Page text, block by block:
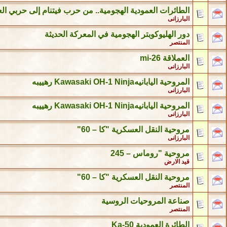
الطائرات العمودية الهجومية.. من حرب فيتنام إلى حربي
البارزانى
دور الهليوكوبتر الهجومية في المعركة الحديثة
المنتصر
العملاقة mi-26
البارزانى
المروحية اليابانيهKawasaki OH-1 Ninja رهييبه
البارزانى
المروحية اليابانيهKawasaki OH-1 Ninja رهييبه
البارزانى
مروحية النقل العسكرية "كا – 60"
البارزانى
مروحية "روماس – 245
قيد الارض
مروحية النقل العسكرية "كا – 60"
المنتصر
صناعة المروحيات الروسية
المنتصر
الطائرة العمودية Ka-50